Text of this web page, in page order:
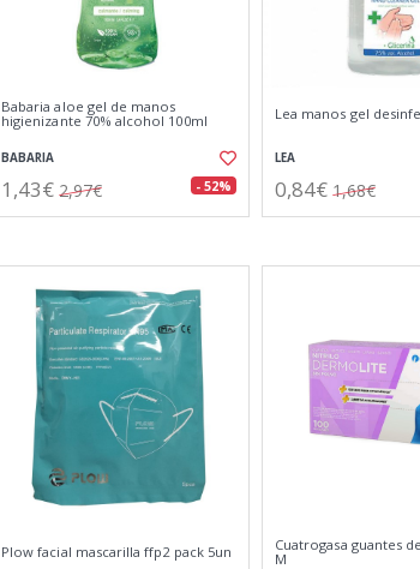
Babaria aloe gel de manos
higienizante 70% alcohol 100ml
BABARIA
1,43€ 2,97€ - 52%
Lea manos gel
LEA
0,84€ 1,68€
Plow facial mascarilla ffp2 pack 5un
Cuatrogasa guantes
M